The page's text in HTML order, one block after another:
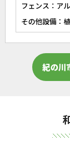
フェンス：ア
その他設備：
紀の川